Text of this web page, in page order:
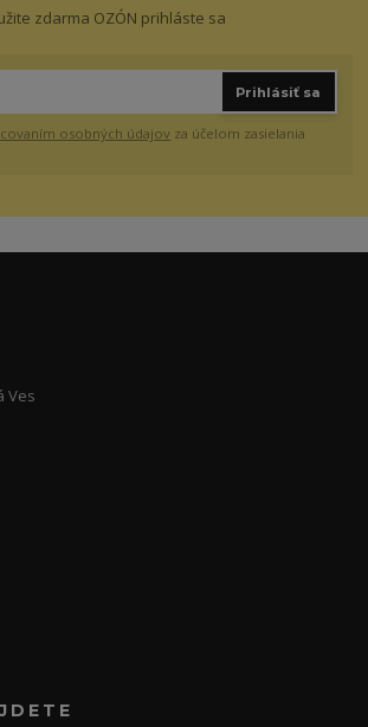
zdarma OZÓN prihláste sa
Prihlásiť sa
osobných údajov za účelom zasielania
Ves